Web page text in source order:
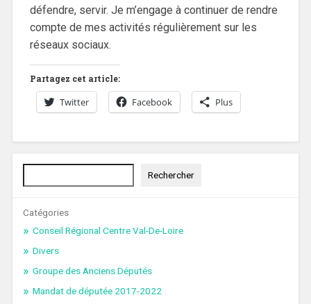
défendre, servir. Je m’engage à continuer de rendre
compte de mes activités régulièrement sur les
réseaux sociaux.
Partagez cet article:
Twitter Facebook Plus
Rechercher
Rechercher
Catégories
Conseil Régional Centre Val-De-Loire
Divers
Groupe des Anciens Députés
Mandat de députée 2017-2022